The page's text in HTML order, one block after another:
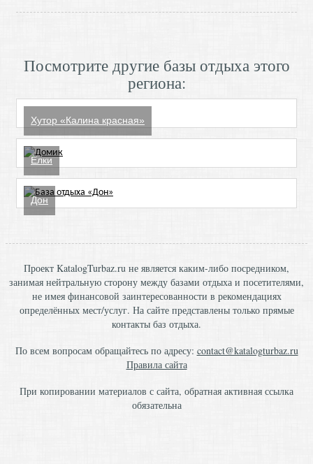
Посмотрите другие базы отдыха этого
региона:
Хутор «Калина красная»
Ёлки
Дон
Проект KatalogTurbaz.ru не является каким-либо посредником,
занимая нейтральную сторону между базами отдыха и посетителями,
не имея финансовой заинтересованности в рекомендациях
определённых мест/услуг. На сайте представлены только прямые
контакты баз отдыха.
По всем вопросам обращайтесь по адресу: contact@katalogturbaz.ru
Правила сайта
При копировании материалов с сайта, обратная активная ссылка
обязательна